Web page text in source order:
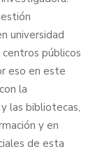
universidad
públicos
eso en este
la
las bibliotecas,
y en
de esta